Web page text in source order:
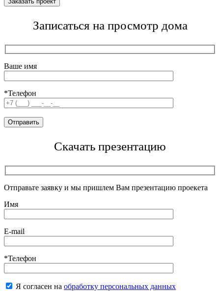
Записаться на просмотр дома
Ваше имя
*Телефон
Скачать презентацию
Отправьте заявку и мы пришлем Вам презентацию проекета
Имя
E-mail
*Телефон
Я согласен на обработку персональных данных